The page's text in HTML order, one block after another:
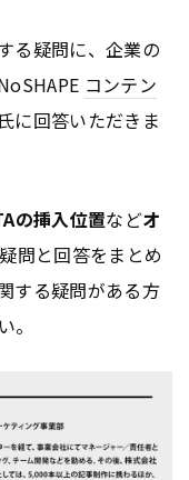
る疑問に、企業の
コンテン
に回答いただきま
の挿入位置などオ
問と回答をまとめ
する疑問がある方
。